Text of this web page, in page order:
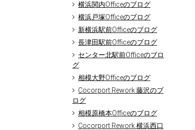
横浜関内Officeのブログ
横浜戸塚Officeのブログ
新横浜駅前Officeのブログ
長津田駅前Officeのブログ
センター北駅前Officeのブロ
グ
相模大野Officeのブログ
Cocorport Rework 藤沢のブ
ログ
相模原橋本Officeのブログ
Cocorport Rework 横浜西口